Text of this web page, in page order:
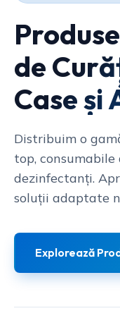
de
Case și
Distribuim o
top,
dezinfectanți.
soluții adaptate
Explorează